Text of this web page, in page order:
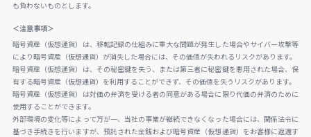
も負わないものとします。
＜注意事項＞
暗号資産（仮想通貨）は、移転記録の仕組みに重大な問題が発生した場合やサイバー攻撃等
により暗号資産（仮想通貨）が消失した場合には、その価値が失われるリスクがあります。
暗号資産（仮想通貨）は、その秘密鍵を失う、または第三者に秘密鍵を悪用された場合、保
有する暗号資産（仮想通貨）を利用することができず、その価値を失うリスクがあります。
暗号資産（仮想通貨）は対価の弁済を受ける者の同意がある場合に限り代価の弁済のために
使用することができます。
外部環境の変化等によって万が一、当社の事業が継続できなくなった場合には、関係法令に
基づき手続きを行いますが、預託された金銭および暗号資産（仮想通貨）をお客様に返還す